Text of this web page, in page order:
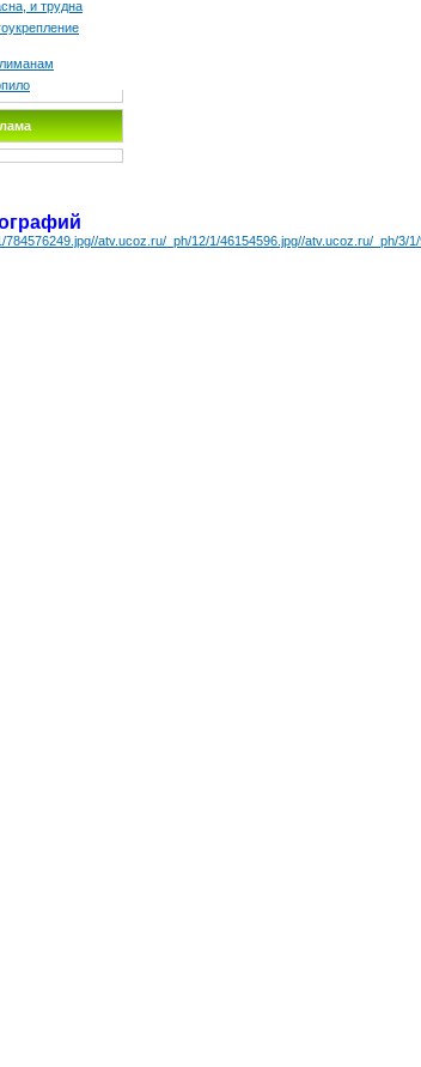
и трудна
784576249.jpg//atv.ucoz.ru/_ph/12/1/46154596.jpg//atv.ucoz.ru/_ph/3/